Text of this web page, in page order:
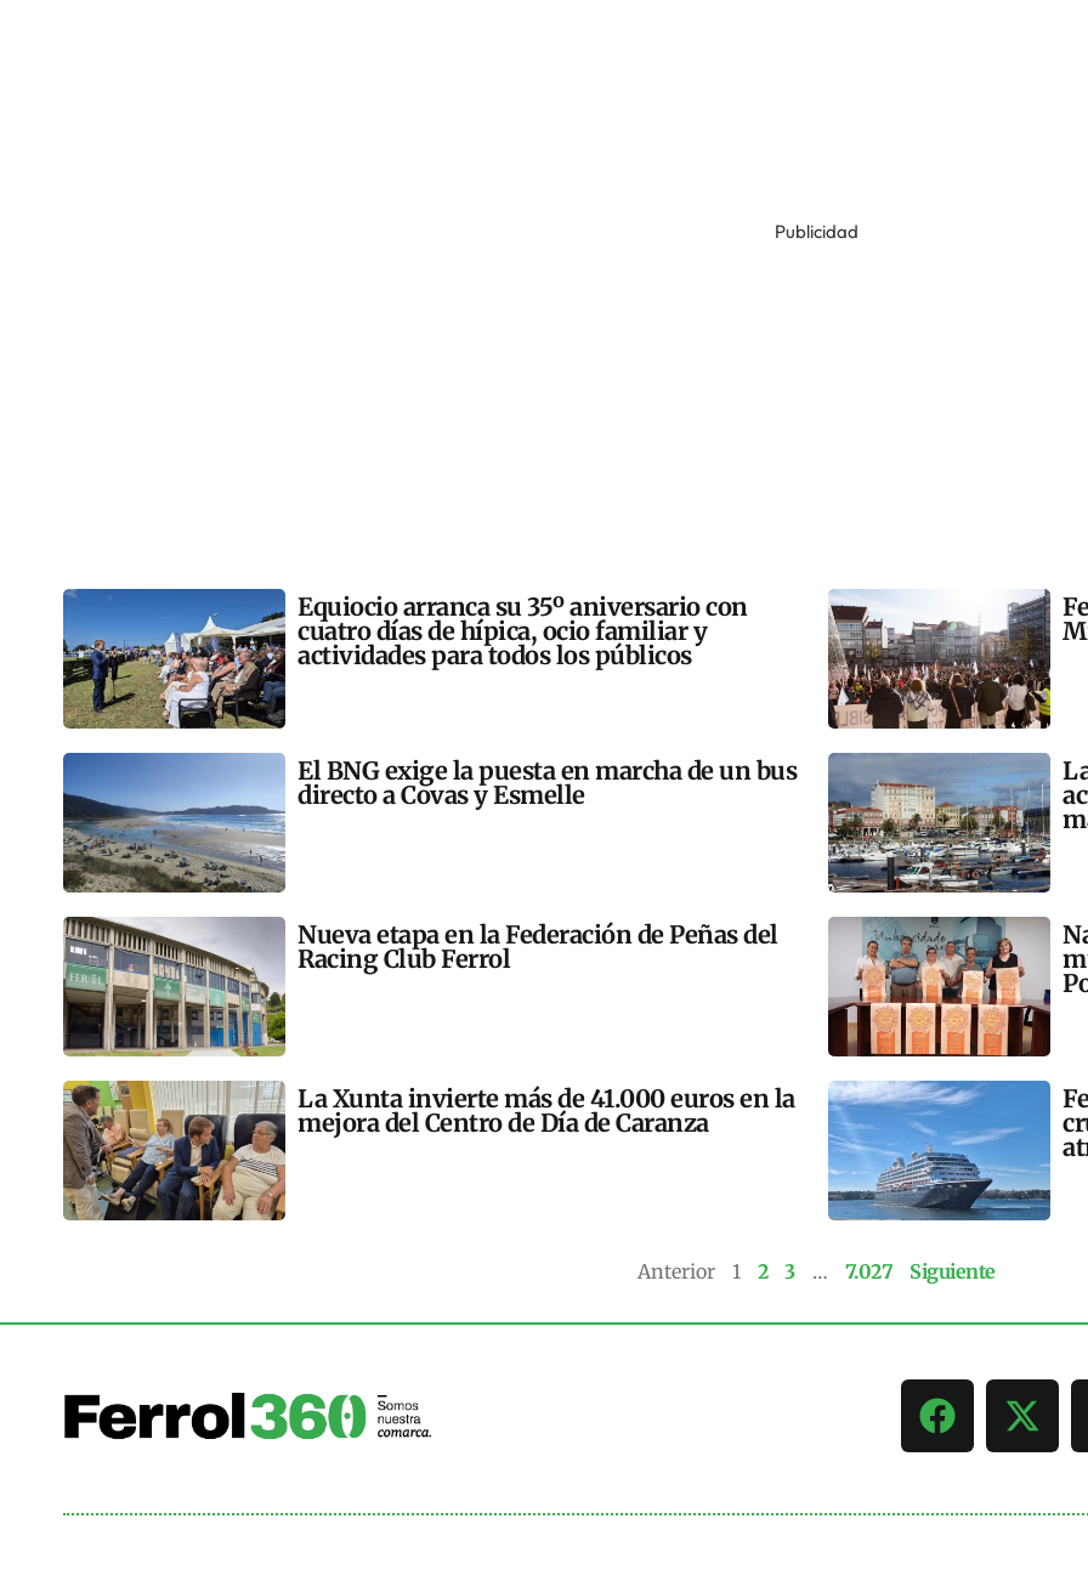
Publicidad
Equiocio arranca su 35º aniversario con
cuatro días de hípica, ocio familiar y
actividades para todos los públicos
El BNG exige la puesta en marcha de un bus
directo a Covas y Esmelle
Nueva etapa en la Federación de Peñas del
Racing Club Ferrol
La Xunta invierte más de 41.000 euros en la
mejora del Centro de Día de Caranza
Anterior 1 2 3 … 7.027 Siguiente